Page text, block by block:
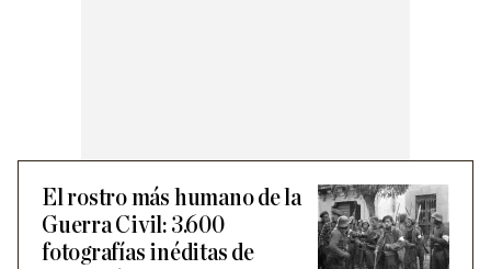
El rostro más humano de la
Guerra Civil: 3.600
fotografías inéditas de